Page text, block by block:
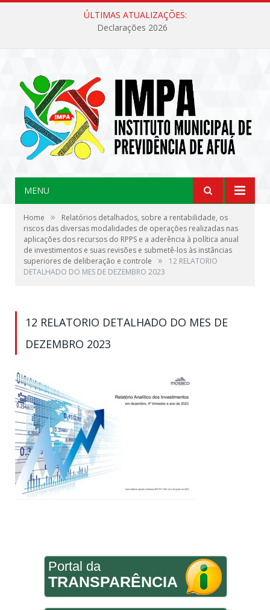
ÚLTIMAS ATUALIZAÇÕES:
Declarações 2026
MENU
Home »
Relatórios detalhados, sobre a rentabilidade, os
riscos das diversas modalidades de operações realizadas nas
aplicações dos recursos do RPPS e a aderência à política anual
de investimentos e suas revisões e submetê-los às instâncias
superiores de deliberação e controle
»
12 RELATORIO
DETALHADO DO MES DE DEZEMBRO 2023
12 RELATORIO DETALHADO DO MES DE
DEZEMBRO 2023
Portal da
TRANSPARÊNCIA